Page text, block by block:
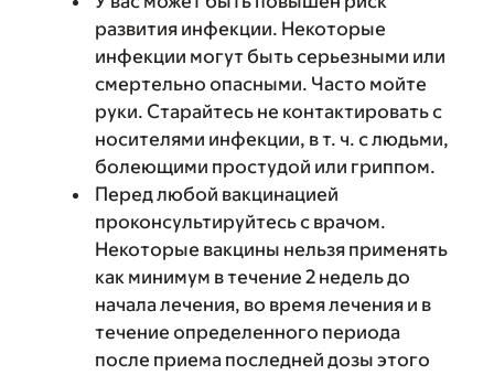
развития инфекции. Некоторые
инфекции могут быть серьезными или
смертельно опасными. Часто мойте
руки. Старайтесь не контактировать с
носителями инфекции, в т. ч. с людьми,
болеющими простудой или гриппом.
Перед любой вакцинацией
проконсультируйтесь с врачом.
Некоторые вакцины нельзя применять
как минимум в течение 2 недель до
начала лечения, во время лечения и в
течение определенного периода
после приема последней дозы этого